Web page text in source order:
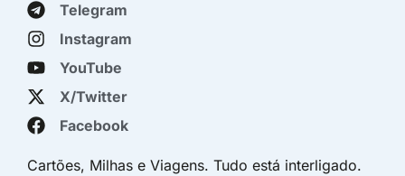
Telegram
Instagram
YouTube
X/Twitter
Facebook
Cartões, Milhas e Viagens. Tudo está interligado.